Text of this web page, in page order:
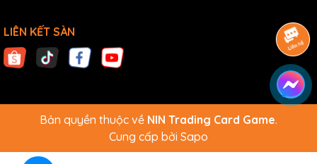
LIÊN KẾT SÀN
Bản quyền thuộc về NIN Trading Card Game.
Cung cấp bởi Sapo